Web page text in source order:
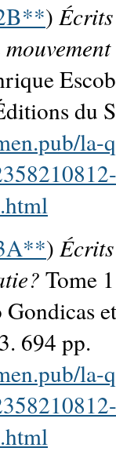
)
du
la-
)
Tome
694 pp.
la-